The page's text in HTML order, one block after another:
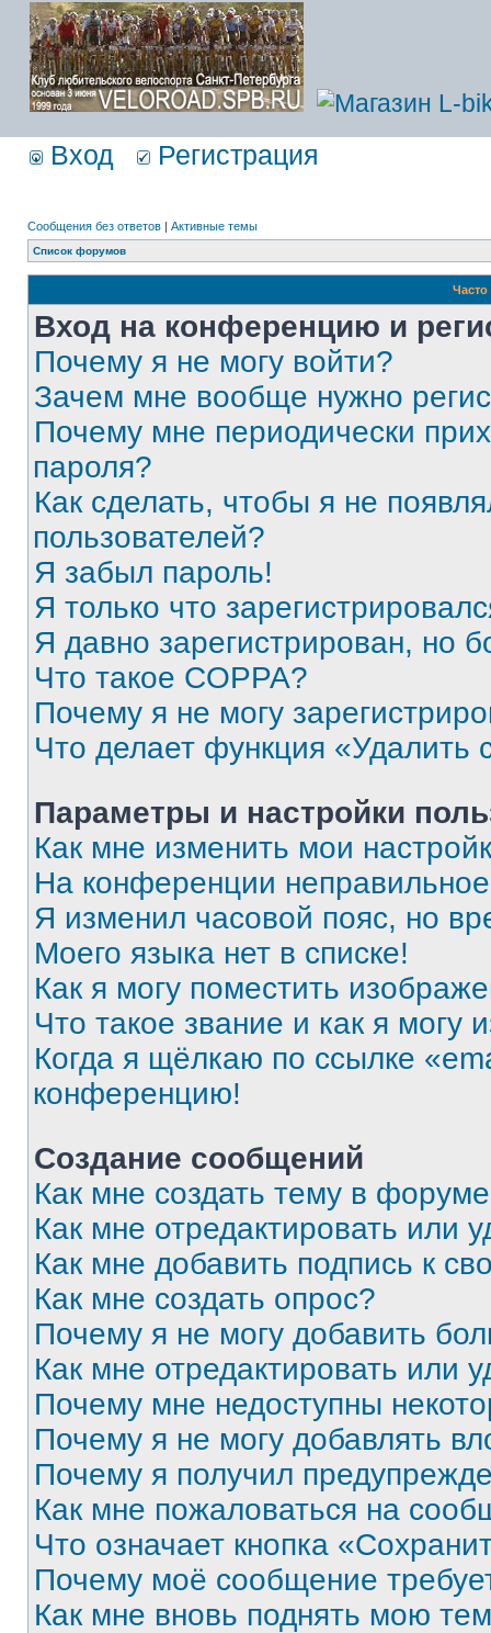
Вход Регистрация
Сообщения без ответов | Активные темы
Список форумов
Вход на конференцию и
Почему я не могу войти?
Зачем мне вообще нужно
Почему мне периодически
пароля?
Как сделать, чтобы я не
пользователей?
Я забыл пароль!
Я только что
Я давно зарегистрирован, но
Что такое COPPA?
Почему я не могу
Что делает функция «Удалить
Параметры и настройки
Как мне изменить мои
На конференции
Я изменил часовой пояс, но
Моего языка нет в списке!
Как я могу поместить
Что такое звание и как я могу
Когда я щёлкаю по ссылке
конференцию!
Создание сообщений
Как мне создать тему в
Как мне отредактировать или
Как мне добавить подпись к
Как мне создать опрос?
Почему я не могу добавить
Как мне отредактировать или
Почему мне недоступны
Почему я не могу добавлять
Почему я получил
Как мне пожаловаться на
Что означает кнопка
Почему моё сообщение
Как мне вновь поднять мою